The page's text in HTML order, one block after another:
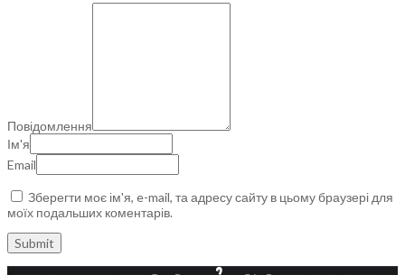
Повідомлення
Ім'я
Email
Зберегти моє ім'я, e-mail, та адресу сайту в цьому браузері для
моїх подальших коментарів.